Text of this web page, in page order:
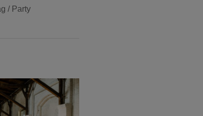
/ Party